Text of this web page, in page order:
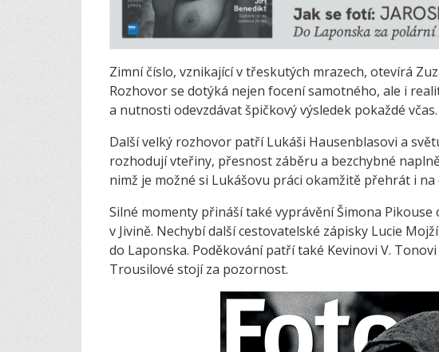
Zimní číslo, vznikající v třeskutých mrazech, otevírá
Rozhovor se dotýká nejen focení samotného, ale i
a nutnosti odevzdávat špičkový výsledek pokaždé včas.
Další velký rozhovor patří Lukáši Hausenblasovi a
rozhodují vteřiny, přesnost záběru a bezchybné
nimž je možné si Lukášovu práci okamžitě přehrát i
Silné momenty přináší také vyprávění Šimona Pikouse
v Jivině. Nechybí další cestovatelské zápisky Lucie
do Laponska. Poděkování patří také Kevinovi V.
Trousilové stojí za pozornost.